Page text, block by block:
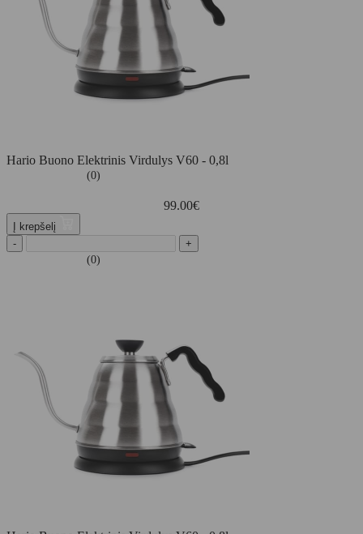
Hario Buono Elektrinis Virdulys V60 - 0,8l
(0)
99.00€
Į krepšelį
-
+
(0)